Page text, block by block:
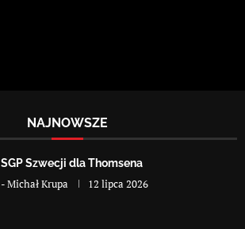
NAJNOWSZE
SGP Szwecji dla Thomsena
-Michał Krupa 12 lipca 2026